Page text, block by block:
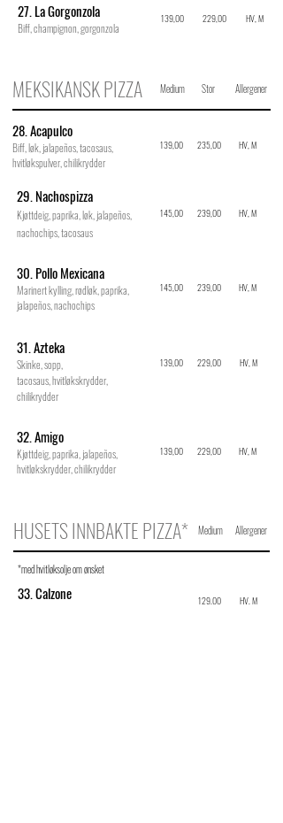
27. La Gorgonzola
Biff, champignon, gorgonzola
139,00 229,00 HV, M
MEKSIKANSK PIZZA Medium Stor Allergener
28. Acapulco
Biff, løk, jalapeños, tacosaus,
hvitløkspulver, chilikrydder
139,00 235,00 HV, M
29. Nachospizza
Kjøttdeig, paprika, løk, jalapeños,
nachochips, tacosaus
145,00 239,00 HV, M
30. Pollo Mexicana
Marinert kylling, rødløk, paprika,
jalapeños, nachochips
145,00 239,00 HV, M
31. Azteka
Skinke, sopp,
tacosaus, hvitløkskrydder
chilikrydder
139,00 229,00 HV, M
32. Amigo
Kjøttdeig, paprika, jalapeños,
hvitløkskrydder, chilikrydder
139,00 229,00 HV, M
HUSETS INNBAKTE PIZZA* Medium Allergener
*med hvitløksolje om ønsket
33. Calzone 129,00 HV, M